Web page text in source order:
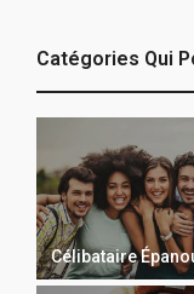
Catégories Qui
Célibataire